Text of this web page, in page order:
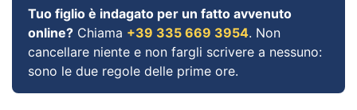
Tuo figlio è indagato per un fatto avvenuto
online? Chiama +39 335 669 3954. Non
cancellare niente e non fargli scrivere a nessuno:
sono le due regole delle prime ore.